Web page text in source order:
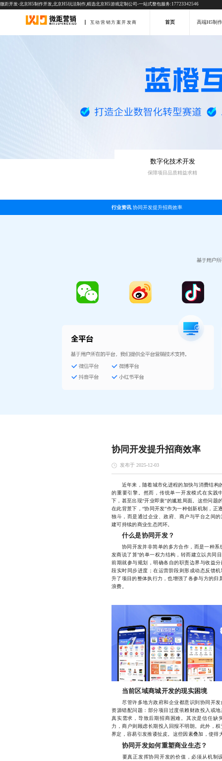
微距开发-北京H5制作开发,北京H5玩法制作,精选北京H5游戏定制公司-一站式整包服务:17723342546
互动营销方案开发商 首页 高端H5制作
数字化技术开发
保障项目品质精益求精
行业资讯 协同开发提升招商效率
协同开发提升招商效率
发布于 2025-12-03
近年来，随着城市化进程的加快与消费结构
的重要引擎。然而，传统单一开发模式在实践
下，甚至出现“开业即衰”的尴尬局面。这些问
在此背景下，“协同开发”作为一种创新机制，
独斗，而是通过企业、政府、商户与平台之间
建可持续的商业生态闭环。
什么是协同开发？
协同开发并非简单的多方合作，而是一种系
发商说了算”的单一权力结构，转而建立以共同
前期就参与规划，明确各自的职责边界与收益
段实时同步进度；在运营阶段则形成动态反馈
升了项目的整体执行力，也增强了各参与方的归
浪费。
当前区域商城开发的现实困境
尽管许多地方政府和企业都意识到协同开发
资源错配问题：部分项目过度依赖财政投入或
真实需求，导致后期招商困难。其次是信任
力，商户则顾虑长期投入回报不明朗。此外，
界定，容易引发推诿扯皮。这些因素叠加，使得
协同开发如何重塑商业生态？
要真正发挥协同开发的价值，必须从机制